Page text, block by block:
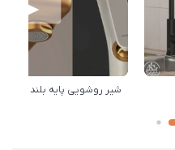
شیر روشویی پایه بلند